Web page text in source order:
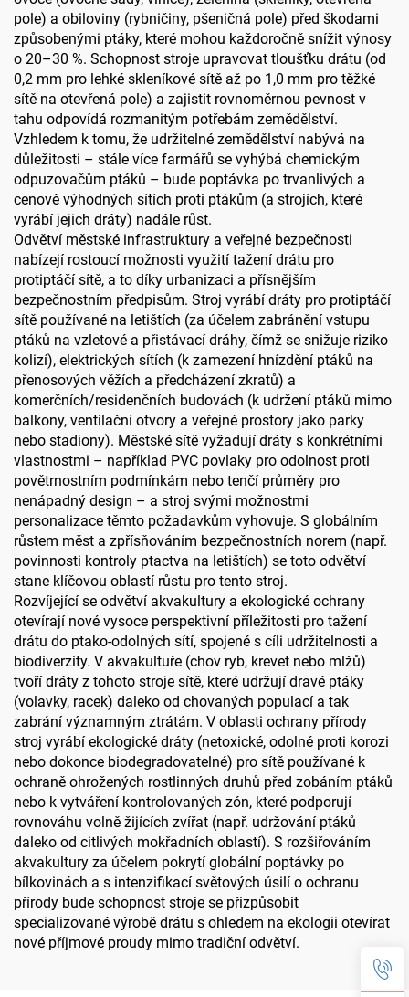
pole) a obiloviny (rybničiny, pšeničná pole) před škodami
způsobenými ptáky, které mohou každoročně snížit výnosy
o 20–30 %. Schopnost stroje upravovat tloušťku drátu (od
0,2 mm pro lehké skleníkové sítě až po 1,0 mm pro těžké
sítě na otevřená pole) a zajistit rovnoměrnou pevnost v
tahu odpovídá rozmanitým potřebám zemědělství.
Vzhledem k tomu, že udržitelné zemědělství nabývá na
důležitosti – stále více farmářů se vyhýbá chemickým
odpuzovačům ptáků – bude poptávka po trvanlivých a
cenově výhodných sítích proti ptákům (a strojích, které
vyrábí jejich dráty) nadále růst.
Odvětví městské infrastruktury a veřejné bezpečnosti
nabízejí rostoucí možnosti využití tažení drátu pro
protiptáčí sítě, a to díky urbanizaci a přísnějším
bezpečnostním předpisům. Stroj vyrábí dráty pro protiptáčí
sítě používané na letištích (za účelem zabránění vstupu
ptáků na vzletové a přistávací dráhy, čímž se snižuje riziko
kolizí), elektrických sítích (k zamezení hnízdění ptáků na
přenosových věžích a předcházení zkratů) a
komerčních/residenčních budovách (k udržení ptáků mimo
balkony, ventilační otvory a veřejné prostory jako parky
nebo stadiony). Městské sítě vyžadují dráty s konkrétními
vlastnostmi – například PVC povlaky pro odolnost proti
povětrnostním podmínkám nebo tenčí průměry pro
nenápadný design – a stroj svými možnostmi
personalizace těmto požadavkům vyhovuje. S globálním
růstem měst a zpřísňováním bezpečnostních norem (např.
povinnosti kontroly ptactva na letištích) se toto odvětví
stane klíčovou oblastí růstu pro tento stroj.
Rozvíjející se odvětví akvakultury a ekologické ochrany
otevírají nové vysoce perspektivní příležitosti pro tažení
drátu do ptako-odolných sítí, spojené s cíli udržitelnosti a
biodiverzity. V akvakultuře (chov ryb, krevet nebo mlžů)
tvoří dráty z tohoto stroje sítě, které udržují dravé ptáky
(volavky, racek) daleko od chovaných populací a tak
zabrání významným ztrátám. V oblasti ochrany přírody
stroj vyrábí ekologické dráty (netoxické, odolné proti korozi
nebo dokonce biodegradovatelné) pro sítě používané k
ochraně ohrožených rostlinných druhů před zobáním ptáků
nebo k vytváření kontrolovaných zón, které podporují
rovnováhu volně žijících zvířat (např. udržování ptáků
daleko od citlivých mokřadních oblastí). S rozšiřováním
akvakultury za účelem pokrytí globální poptávky po
bílkovinách a s intenzifikací světových úsilí o ochranu
přírody bude schopnost stroje se přizpůsobit
specializované výrobě drátu s ohledem na ekologii otevírat
nové příjmové proudy mimo tradiční odvětví.